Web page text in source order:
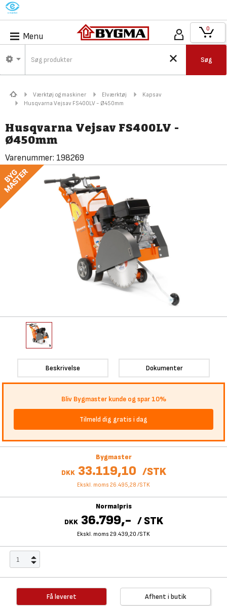
M
Menu
Søg
0
Værktøj og maskiner Elværktøj
Kapsav
Husqvarna Vejsav FS400LV - Ø450mm
Husqvarna Vejsav FS400LV -
Ø450mm
Varenummer: 198269
Beskrivelse Dokumenter
Bliv Bygmaster kunde og spar 10%
Tilmeld dig gratis i dag
Bygmaster
DKK 33.119,10 /STK
Ekskl. moms 26.495,28 /STK
Normalpris
DKK 36.799,- / STK
Ekskl. moms 29.439,20 /STK
Få leveret Afhent i butik